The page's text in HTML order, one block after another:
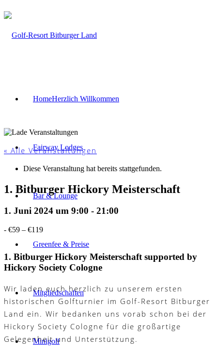
HomeHerzlich Willkommen
Fairway Lodges
Bar & Lounge
Greenfee & Preise
Mitgliedschaften
Minigolf
« Alle Veranstaltungen
Diese Veranstaltung hat bereits stattgefunden.
1. Bitburger Hickory Meisterschaft
1. Juni 2024 um 9:00 - 21:00
- €59 – €119
1. Bitburger Hickory Meisterschaft supported by
Hickory Society Cologne
Wir laden euch herzlich zu unserem ersten
historischen Golfturnier im Golf-Resort Bitburger
Land ein. Wir bedanken uns vorab schon bei der
Hickory Society Cologne für die großartige
Gelegenheit und Unterstützung.